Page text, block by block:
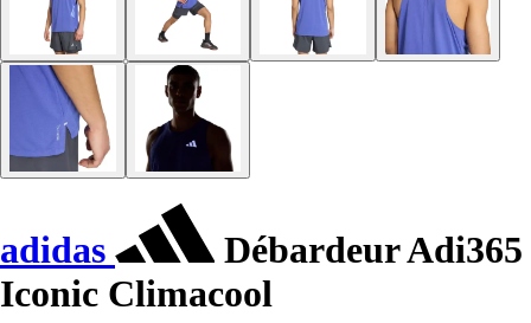
adidas
Débardeur Adi365
Iconic Climacool